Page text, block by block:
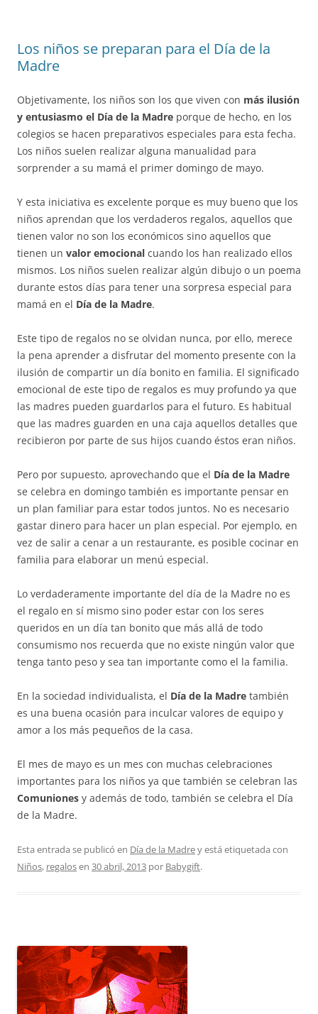
Los niños se preparan para el Día de la
Madre
Objetivamente, los niños son los que viven con más ilusión
y entusiasmo el Día de la Madre porque de hecho, en los
colegios se hacen preparativos especiales para esta fecha.
Los niños suelen realizar alguna manualidad para
sorprender a su mamá el primer domingo de mayo.
Y esta iniciativa es excelente porque es muy bueno que los
niños aprendan que los verdaderos regalos, aquellos que
tienen valor no son los económicos sino aquellos que
tienen un valor emocional cuando los han realizado ellos
mismos. Los niños suelen realizar algún dibujo o un poema
durante estos días para tener una sorpresa especial para
mamá en el Día de la Madre.
Este tipo de regalos no se olvidan nunca, por ello, merece
la pena aprender a disfrutar del momento presente con la
ilusión de compartir un día bonito en familia. El significado
emocional de este tipo de regalos es muy profundo ya que
las madres pueden guardarlos para el futuro. Es habitual
que las madres guarden en una caja aquellos detalles que
recibieron por parte de sus hijos cuando éstos eran niños.
Pero por supuesto, aprovechando que el Día de la Madre
se celebra en domingo también es importante pensar en
un plan familiar para estar todos juntos. No es necesario
gastar dinero para hacer un plan especial. Por ejemplo, en
vez de salir a cenar a un restaurante, es posible cocinar en
familia para elaborar un menú especial.
Lo verdaderamente importante del día de la Madre no es
el regalo en sí mismo sino poder estar con los seres
queridos en un día tan bonito que más allá de todo
consumismo nos recuerda que no existe ningún valor que
tenga tanto peso y sea tan importante como el la familia.
En la sociedad individualista, el Día de la Madre también
es una buena ocasión para inculcar valores de equipo y
amor a los más pequeños de la casa.
El mes de mayo es un mes con muchas celebraciones
importantes para los niños ya que también se celebran las
Comuniones y además de todo, también se celebra el Día
de la Madre.
Esta entrada se publicó en Día de la Madrey está etiquetada con
Niños, regalosen 30 abril, 2013 por Babygift.